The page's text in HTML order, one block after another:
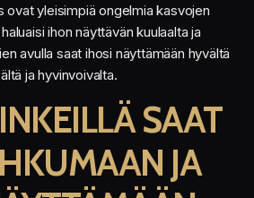
ovat yleisimpiä ongelmia kasvojen
ihon näyttävän kuulaalta ja
avulla saat ihosi näyttämään hyvältä
ja hyvinvoivalta.
SAAT
JA